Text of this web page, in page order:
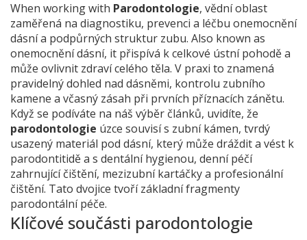
When working with Parodontologie, vědní oblast
zaměřená na diagnostiku, prevenci a léčbu onemocnění
dásní a podpůrných struktur zubu. Also known as
onemocnění dásní, it přispívá k celkové ústní pohodě a
může ovlivnit zdraví celého těla. V praxi to znamená
pravidelný dohled nad dásněmi, kontrolu zubního
kamene a včasný zásah při prvních příznacích zánětu.
Když se podíváte na náš výběr článků, uvidíte, že
parodontologie úzce souvisí s zubní kámen, tvrdý
usazený materiál pod dásní, který může dráždit a vést k
parodontitiděa s dentální hygienou, denní péčí
zahrnující čištění, mezizubní kartáčky a profesionální
čištění. Tato dvojice tvoří základní fragmenty
parodontální péče.
Klíčové součásti parodontologie